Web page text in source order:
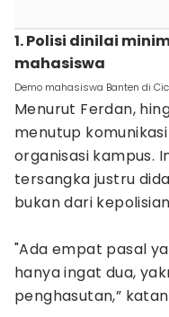
1. Polisi dinilai
mahasiswa
Demo mahasiswa Banten di
Menurut Ferdan,
menutup
organisasi kampus.
tersangka justru
bukan dari
"Ada empat pasal
hanya ingat dua,
penghasutan,”